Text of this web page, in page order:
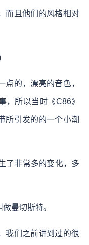
而且他们的风格相对
点的，漂亮的音色，
，所以当时《C86》
所引发的的一个小潮
了非常多的变化，多
曼切斯特。
我们之前讲到过的很